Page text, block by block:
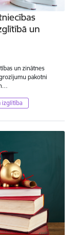
un
un zinātnes
pakotni
izglītība